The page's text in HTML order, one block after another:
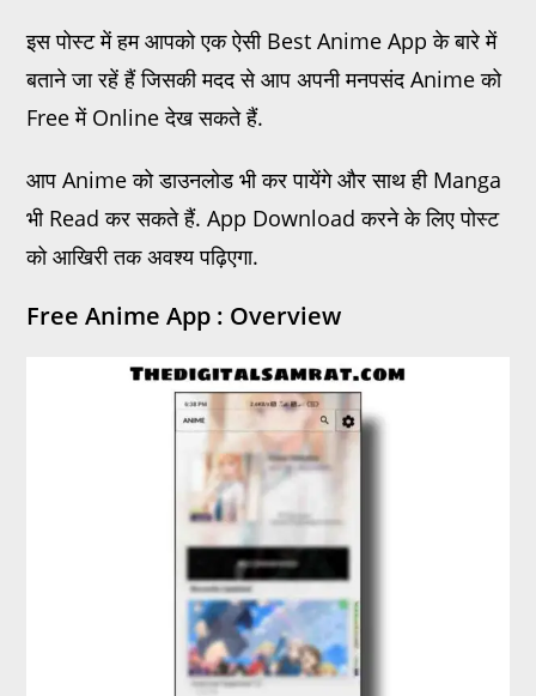
इस पोस्ट में हम आपको एक ऐसी Best Anime App के बारे में
बताने जा रहें हैं जिसकी मदद से आप अपनी मनपसंद Anime को
Free में Online देख सकते हैं.
आप Anime को डाउनलोड भी कर पायेंगे और साथ ही Manga
भी Read कर सकते हैं. App Download करने के लिए पोस्ट
को आखिरी तक अवश्य पढ़िएगा.
Free Anime App : Overview